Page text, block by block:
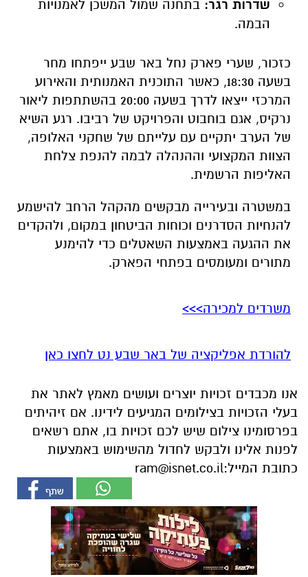
בשעה 18:30, כאשר התוכנית האמנותית והאירוע
של הערב יתקיים עם עלייתם של שחקני האלופה,
הצוות המקצועי וההנהלה לבמה להנפת צלחת
האליפות הרשמית.
במשטרה ובעירייה מבקשים מהקהל הרחב להישמע
להנחיות הסדרנים וכוחות הביטחון במקום, ולהקדים
את ההגעה באמצעות השאטלים כדי להימנע
משרדים למכירה>>>
בפרסומינו צילום שיש לכם זכויות בו, אתם רשאים
כתובת המייל:ram@isnet.co.il
אולי יעניין אותך גם